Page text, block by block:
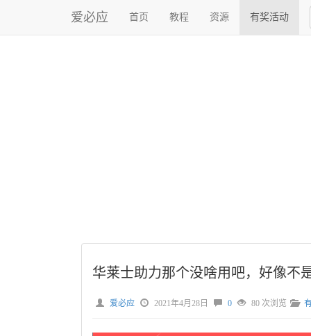
爱必应 首页 教程 资源 有奖活动
华莱士助力那个没啥用吧，好像不
爱必应 2021年4月28日 0 80 次浏览